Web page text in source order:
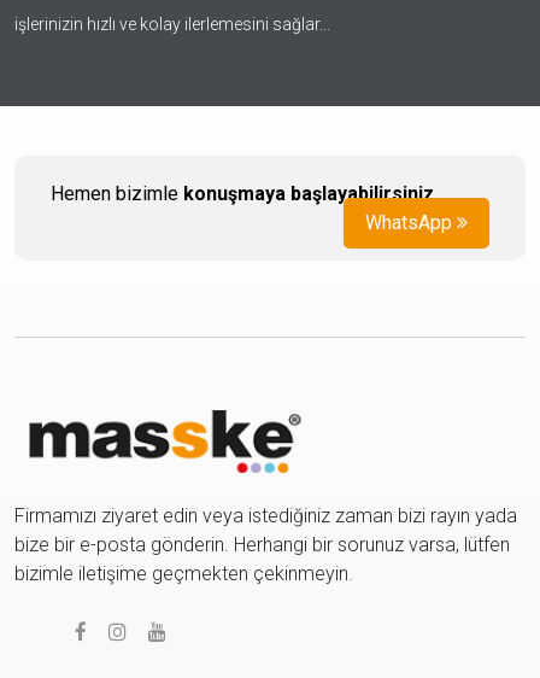
işlerinizin hızlı ve kolay ilerlemesini sağlar...
Hemen bizimle konuşmaya başlayabilirsiniz.
WhatsApp
Firmamızı ziyaret edin veya istediğiniz zaman bizi rayın yada
bize bir e-posta gönderin. Herhangi bir sorunuz varsa, lütfen
bizimle iletişime geçmekten çekinmeyin.